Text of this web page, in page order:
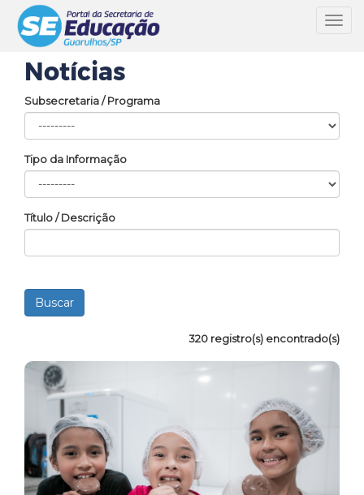
Notícias
Subsecretaria / Programa
Tipo da Informação
Título / Descrição
320 registro(s) encontrado(s)